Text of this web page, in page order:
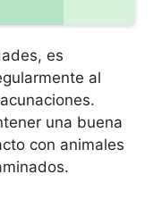
es
al
una buena
con animales